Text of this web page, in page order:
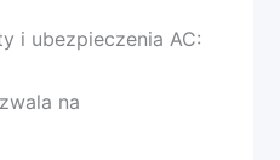
i ubezpieczenia AC:
na